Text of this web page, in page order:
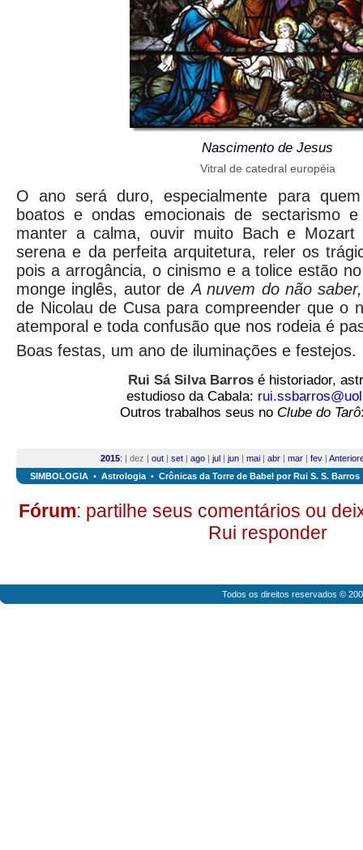
Nascimento de Jesus
Vitral de catedral européia
O ano será duro, especialmente para
boatos e ondas emocionais de sectarismo
manter a calma, ouvir muito Bach e
serena e da perfeita arquitetura, reler os
pois a arrogância, o cinismo e a tolice estão
monge inglês, autor deA nuvem do não
de Nicolau de Cusa para compreender que o
atemporal e toda confusão que nos rodeia é
Boas festas, um ano de iluminações e festejos.
Rui Sá Silva Barros é historiador,
estudioso da Cabala:
Outros trabalhos seus no Clube do Tarô
2015: | dez | out | set | ago | jul | jun | mai | abr | mar | fev |
SIMBOLOGIA • Astrologia • Crônicas da Torre de Babel por Rui S. S. Barros
Fórum: partilhe seus comentários ou
Rui responder
Todos os direitos reservados ©